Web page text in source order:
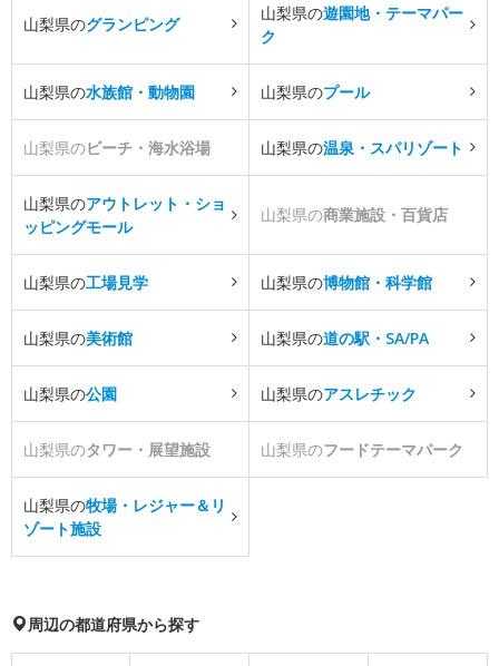
山梨県のグランピング
山梨県の遊園地・テーマパー
ク
山梨県の水族館・動物園 山梨県のプール
山梨県のビーチ・海水浴場 山梨県の温泉・スパリゾート
山梨県のアウトレット・ショ
ッピングモール
山梨県の商業施設・百貨店
山梨県の工場見学 山梨県の博物館・科学館
山梨県の美術館 山梨県の道の駅・SA/PA
山梨県の公園 山梨県のアスレチック
山梨県のタワー・展望施設 山梨県のフードテーマパーク
山梨県の牧場・レジャー＆リ
ゾート施設
周辺の都道府県から探す